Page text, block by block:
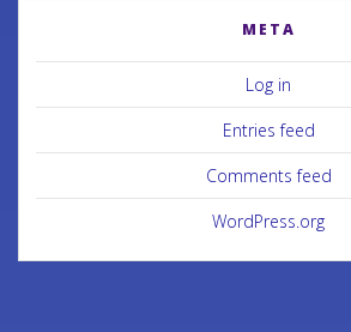
META
Log in
Entries feed
Comments feed
WordPress.org